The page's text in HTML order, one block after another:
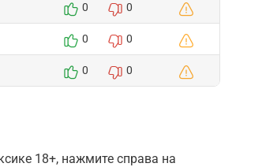
0 0
0 0
0 0
18+, нажмите справа на